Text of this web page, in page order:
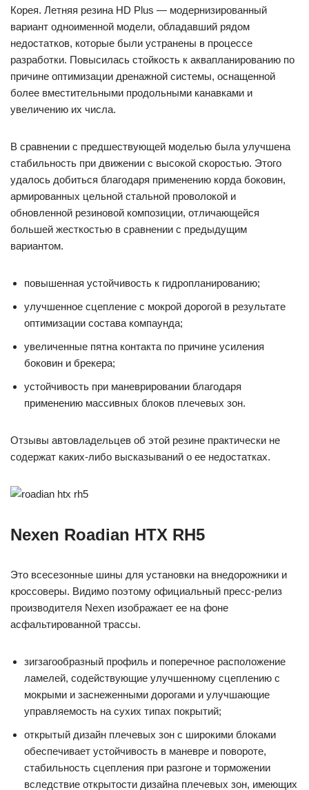
Корея. Летняя резина HD Plus — модернизированный
вариант одноименной модели, обладавший рядом
недостатков, которые были устранены в процессе
разработки. Повысилась стойкость к аквапланированию по
причине оптимизации дренажной системы, оснащенной
более вместительными продольными канавками и
увеличению их числа.
В сравнении с предшествующей моделью была улучшена
стабильность при движении с высокой скоростью. Этого
удалось добиться благодаря применению корда боковин,
армированных цельной стальной проволокой и
обновленной резиновой композиции, отличающейся
большей жесткостью в сравнении с предыдущим
вариантом.
повышенная устойчивость к гидропланированию;
улучшенное сцепление с мокрой дорогой в результате
оптимизации состава компаунда;
увеличенные пятна контакта по причине усиления
боковин и брекера;
устойчивость при маневрировании благодаря
применению массивных блоков плечевых зон.
Отзывы автовладельцев об этой резине практически не
содержат каких-либо высказываний о ее недостатках.
Nexen Roadian HTX RH5
Это всесезонные шины для установки на внедорожники и
кроссоверы. Видимо поэтому официальный пресс-релиз
производителя Nexen изображает ее на фоне
асфальтированной трассы.
зигзагообразный профиль и поперечное расположение
ламелей, содействующие улучшенному сцеплению с
мокрыми и заснеженными дорогами и улучшающие
управляемость на сухих типах покрытий;
открытый дизайн плечевых зон с широкими блоками
обеспечивает устойчивость в маневре и повороте,
стабильность сцепления при разгоне и торможении
вследствие открытости дизайна плечевых зон, имеющих